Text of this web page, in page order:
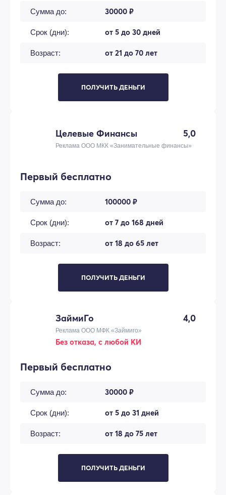
Сумма до: 30000 ₽
Срок (дни): от 5 до 30 дней
Возраст: от 21 до 70 лет
ПОЛУЧИТЬ ДЕНЬГИ
Целевые Финансы 5,0
Реклама ООО МКК «Занимательные финансы»
Первый бесплатно
Сумма до: 100000 ₽
Срок (дни): от 7 до 168 дней
Возраст: от 18 до 65 лет
ПОЛУЧИТЬ ДЕНЬГИ
ЗаймиГо 4,0
Реклама ООО МФК «Займиго»
Без отказа, с любой КИ
Первый бесплатно
Сумма до: 30000 ₽
Срок (дни): от 5 до 31 дней
Возраст: от 18 до 75 лет
ПОЛУЧИТЬ ДЕНЬГИ